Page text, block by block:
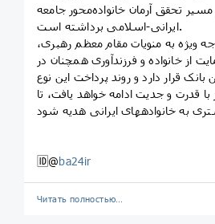
تحقق آرمان خانواده‌محور جامعه
ایرانی-اسلامی برداشته است.
ویژه به منویات مقام معظم رهبری،
از خانواده‌ و فرزندآوری همچنان در
بانک قرار دارد و روند پرداخت این نوع
در سال 1404 نیز با قدرت و جدیت ادامه خواهد یافت، تا
🆔@ba24ir
Читать полностью…